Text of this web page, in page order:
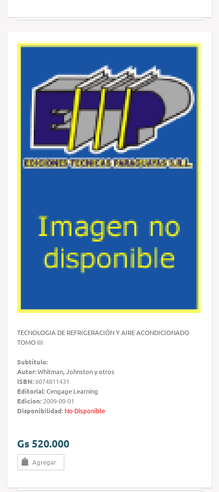
TECNOLOGIA DE REFRIGERACIÓN Y AIRE ACONDICIONADO
TOMO III
Subtítulo:
Autor:Whitman, Johnston y otros
ISBN: 6074811431
Editorial:Cengage Learning
Edicion: 2009-09-01
Disponibilidad: No Disponible
Gs 520.000
Agregar